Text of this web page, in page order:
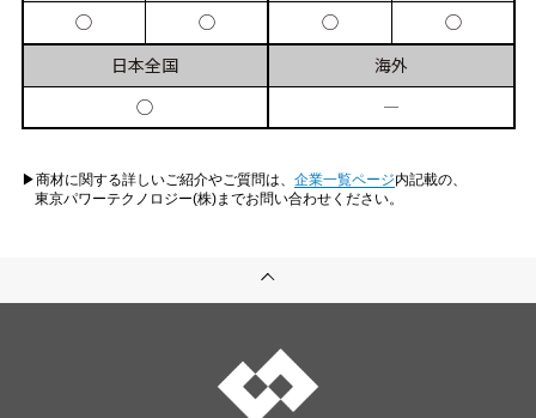
◯
◯
◯
◯
日本全国
◯
海外
―
▶︎商材に関する詳しいご紹介やご質問は、 企業一覧ページ内記載の、
東京パワーテクノロジー(株)までお問い合わせください。